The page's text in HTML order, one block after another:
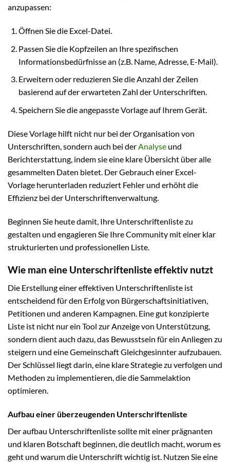
anzupassen:
Öffnen Sie die Excel-Datei.
Passen Sie die Kopfzeilen an Ihre spezifischen
Informationsbedürfnisse an (z.B. Name, Adresse, E-Mail).
Erweitern oder reduzieren Sie die Anzahl der Zeilen
basierend auf der erwarteten Zahl der Unterschriften.
Speichern Sie die angepasste Vorlage auf Ihrem Gerät.
Diese Vorlage hilft nicht nur bei der Organisation von
Unterschriften, sondern auch bei derAnalyse und
Berichterstattung, indem sie eine klare Übersicht über alle
gesammelten Daten bietet. Der Gebrauch einer Excel-
Vorlage herunterladen reduziert Fehler und erhöht die
Effizienz bei der Unterschriftenverwaltung.
Beginnen Sie heute damit, Ihre Unterschriftenliste zu
gestalten und engagieren Sie Ihre Community mit einer klar
strukturierten und professionellen Liste.
Wie man eine Unterschriftenliste effektiv nutzt
Die Erstellung einer effektiven Unterschriftenliste ist
entscheidend für den Erfolg von Bürgerschaftsinitiativen,
Petitionen und anderen Kampagnen. Eine gut konzipierte
Liste ist nicht nur ein Tool zur Anzeige von Unterstützung,
sondern dient auch dazu, das Bewusstsein für ein Anliegen zu
steigern und eine Gemeinschaft Gleichgesinnter aufzubauen.
Der Schlüssel liegt darin, eine klare Strategie zu verfolgen und
Methoden zu implementieren, die die Sammelaktion
optimieren.
Aufbau einer überzeugenden Unterschriftenliste
Der aufbau Unterschriftenliste sollte mit einer prägnanten
und klaren Botschaft beginnen, die deutlich macht, worum es
geht und warum die Unterschrift wichtig ist. Nutzen Sie eine